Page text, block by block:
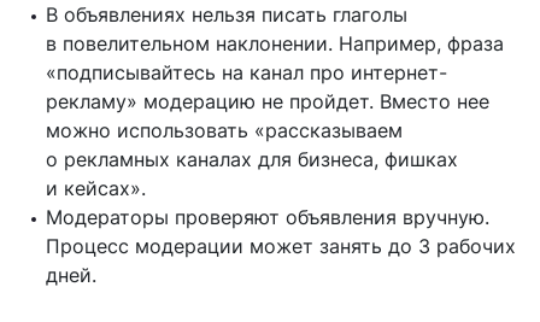
В объявлениях нельзя писать глаголы
в повелительном наклонении. Например, фраза
«подписывайтесь на канал про интернет-
рекламу» модерацию не пройдет. Вместо нее
можно использовать «рассказываем
о рекламных каналах для бизнеса, фишках
и кейсах».
Модераторы проверяют объявления вручную.
Процесс модерации может занять до 3 рабочих
дней.